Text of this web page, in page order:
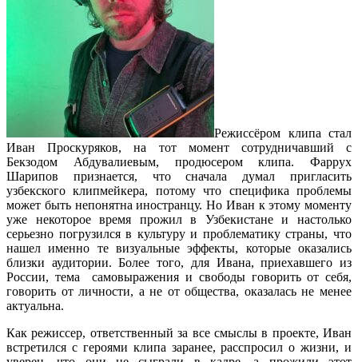
Режиссёром клипа стал
Иван Проскуряков, на тот момент сотрудничавший с
Бекзодом Абдувалиевым, продюсером клипа. Фаррух
Шарипов признается, что сначала думал пригласить
узбекского клипмейкера, потому что специфика проблемы
может быть непонятна иностранцу. Но Иван к этому моменту
уже некоторое время прожил в Узбекистане и настолько
серьезно погрузился в культуру и проблематику страны, что
нашел именно те визуальные эффекты, которые оказались
близки аудитории. Более того, для Ивана, приехавшего из
России, тема самовыражения и свободы говорить от себя,
говорить от личности, а не от общества, оказалась не менее
актуальна.
Как режиссер, ответственный за все смыслы в проекте, Иван
встретился с героями клипа заранее, расспросил о жизни, и